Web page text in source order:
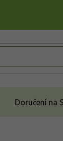
Doručení na